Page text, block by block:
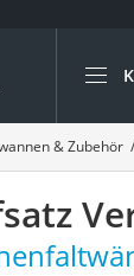
Die
Wohnen
& Zubehör